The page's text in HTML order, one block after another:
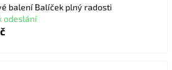
balení Balíček plný radosti
odeslání